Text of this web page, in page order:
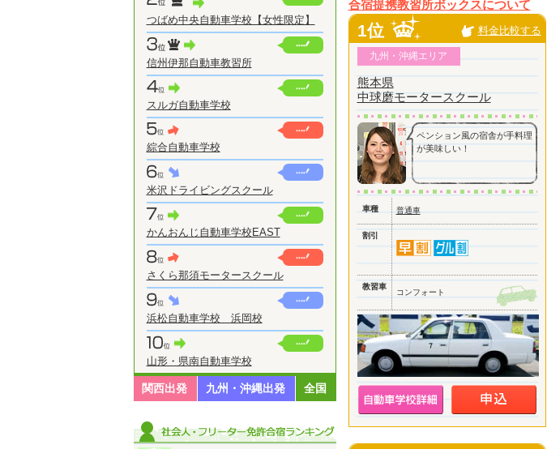
つばめ中央自動車学校【女性限定】
信州伊那自動車教習所
スルガ自動車学校
綜合自動車学校
米沢ドライビングスクール
かんおんじ自動車学校EAST
さくら那須モータースクール
浜松自動車学校 浜岡校
山形・県南自動車学校
関西出発 九州・沖縄出発 全国
合宿提携教習所ボックスについて
1位 料金比較する
九州・沖縄エリア
熊本県
中球磨モータースクール
ペンション風の宿舎が手料理
が美味しい！
車種 普通車
割引
教習車
コンフォート